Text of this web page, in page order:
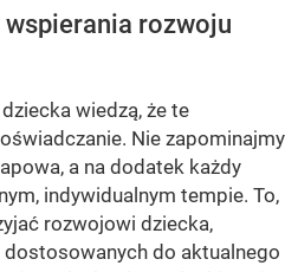
rozwoju
wiedzą, że te
Nie zapominajmy
a na dodatek każdy
indywidualnym tempie. To,
rozwojowi dziecka,
do aktualnego